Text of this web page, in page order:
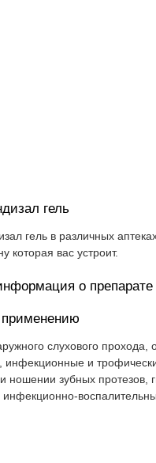
гель
гель в различных
которая вас устроит.
о препарате
применению
слухового прохода,
инфекционные и
ношении зубных протезов,